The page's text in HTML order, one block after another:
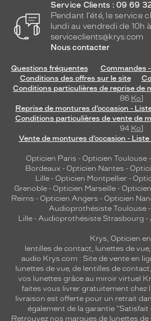
Service Clients : 09 69
Pendant l'été, le service
lundi au vendredi de 10h
serviceclients@krys.com
Nous contacter
Questions fréquentes
Commandes
Conditions des offres sur le site
Conditions particulières de reprise de
86 Ko]
Reprise de montures d’occasion -
Conditions particulières de vente de
94 Ko]
Vente de montures d’occasion -
Opticien Paris - Opticien Toulouse-
Bordeaux- Opticien Nantes -
Lille - Opticien Montpellier -
Grenoble - Opticien Marseille -
Reims - Opticien Angers - Opticien
Audioprothésiste Toulouse-
Lille- Audioprothésiste Strasbourg -
Krys, Opticien
lentilles de contact, lunettes de vue,
audio Krys.com : Site de vente en
lunettes de vue, de lentilles de contact
vos lunettes grâce au miroir virtuel
faites vous livrer gratuitement chez
livraison est offerte pour un retrait
également de la garantie
Retrouvez nos marques de lunettes de